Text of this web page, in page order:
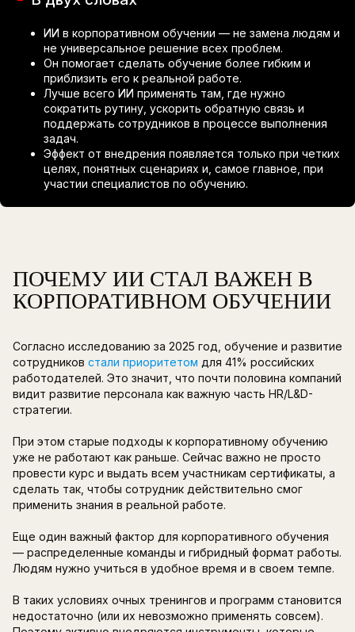
В двух словах
приблизить его к реальной работе.
Лучше всего ИИ применять там, где
сократить рутину, ускорить обратную
задач.
Эффект от внедрения появляется
целях, понятных сценариях и, самое
участии специалистов по обучению.
ПОЧЕМУ ИИ СТАЛ
КОРПОРАТИВНОМ
Согласно исследованию за 2025 год,